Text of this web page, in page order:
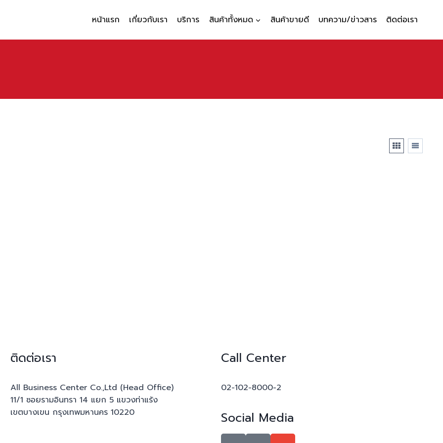
หน้าแรก เกี่ยวกับเรา บริการ สินค้าทั้งหมด สินค้าขายดี บทความ/ข่าวสาร ติดต่อเรา
ติดต่อเรา
All Business Center Co.,Ltd (Head Office)
11/1 ซอยรามอินทรา 14 แยก 5 แขวงท่าแร้ง
เขตบางเขน กรุงเทพมหานคร 10220
Call Center
02-102-8000-2
Social Media